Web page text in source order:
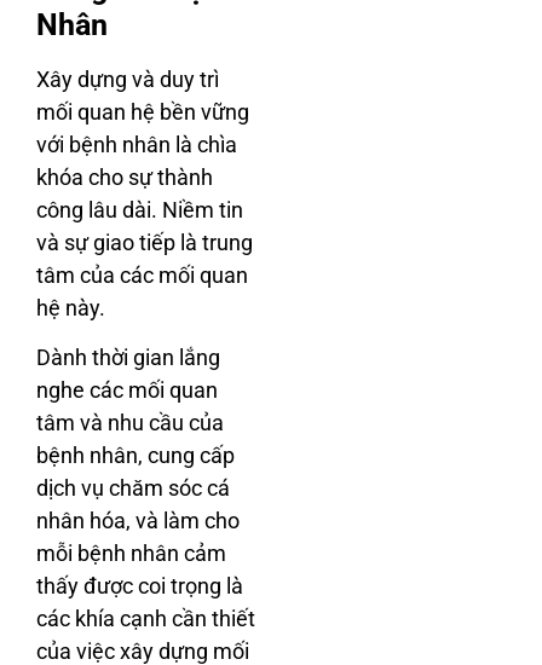
Nhân
Xây dựng và duy trì
mối quan hệ bền vững
với bệnh nhân là chìa
khóa cho sự thành
công lâu dài. Niềm tin
và sự giao tiếp là trung
tâm của các mối quan
hệ này.
Dành thời gian lắng
nghe các mối quan
tâm và nhu cầu của
bệnh nhân, cung cấp
dịch vụ chăm sóc cá
nhân hóa, và làm cho
mỗi bệnh nhân cảm
thấy được coi trọng là
các khía cạnh cần thiết
của việc xây dựng mối